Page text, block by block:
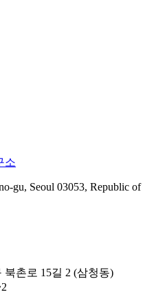
소
gu, Seoul 03053, Republic of
북촌로 15길 2 (삼청동)